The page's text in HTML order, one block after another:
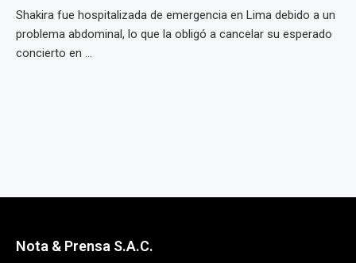
Shakira fue hospitalizada de emergencia en Lima debido a un
problema abdominal, lo que la obligó a cancelar su esperado
concierto en ...
Nota & Prensa S.A.C.